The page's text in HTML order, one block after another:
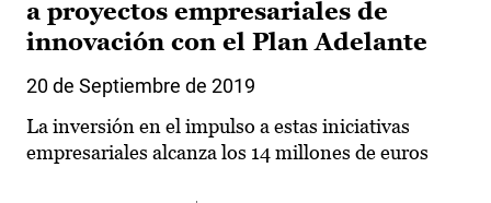
a proyectos empresariales de
innovación con el Plan Adelante
20 de Septiembre de 2019
La inversión en el impulso a estas iniciativas
empresariales alcanza los 14 millones de euros